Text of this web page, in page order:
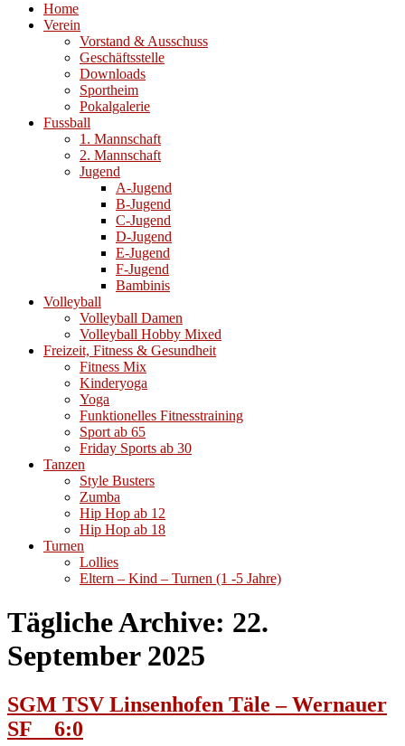
Home
Verein
Vorstand & Ausschuss
Geschäftsstelle
Downloads
Sportheim
Pokalgalerie
Fussball
1. Mannschaft
2. Mannschaft
Jugend
A-Jugend
B-Jugend
C-Jugend
D-Jugend
E-Jugend
F-Jugend
Bambinis
Volleyball
Volleyball Damen
Volleyball Hobby Mixed
Freizeit, Fitness & Gesundheit
Fitness Mix
Kinderyoga
Yoga
Funktionelles Fitnesstraining
Sport ab 65
Friday Sports ab 30
Tanzen
Style Busters
Zumba
Hip Hop ab 12
Hip Hop ab 18
Turnen
Lollies
Eltern – Kind – Turnen (1 -5 Jahre)
Tägliche Archive: 22.
September 2025
SGM TSV Linsenhofen Täle – Wernauer
SF 6:0